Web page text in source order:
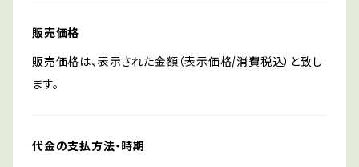
販売価格
販売価格は、表示された金額（表示価格/消費税込）と致し
ます。
代金の支払方法・時期